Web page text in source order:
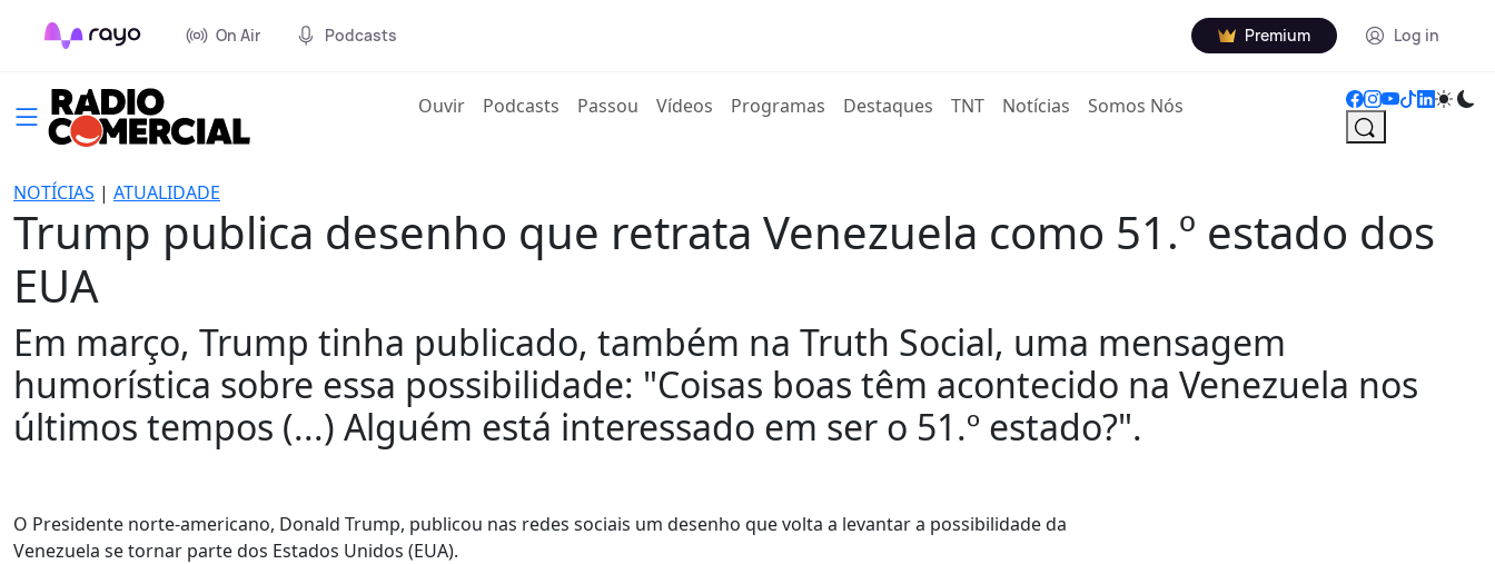
On Air Podcasts Premium Log in
Ouvir(current)
Podcasts Passou Vídeos Programas Destaques TNT Notícias Somos Nós
NOTÍCIAS | ATUALIDADE
Trump publica desenho que retrata Venezuela como 51.º estado dos
EUA
Em março, Trump tinha publicado, também na Truth Social, uma mensagem
humorística sobre essa possibilidade: "Coisas boas têm acontecido na Venezuela nos
últimos tempos (...) Alguém está interessado em ser o 51.º estado?".
O Presidente norte-americano, Donald Trump, publicou nas redes sociais um desenho que volta a levantar a possibilidade da
Venezuela se tornar parte dos Estados Unidos (EUA).